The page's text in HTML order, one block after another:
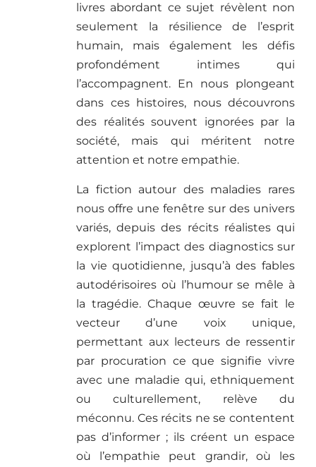
livres abordant ce sujet révèlent non
seulement la résilience de l’esprit
humain, mais également les défis
profondément intimes qui
l’accompagnent. En nous plongeant
dans ces histoires, nous découvrons
des réalités souvent ignorées par la
société, mais qui méritent notre
attention et notre empathie.
La fiction autour des maladies rares
nous offre une fenêtre sur des univers
variés, depuis des récits réalistes qui
explorent l’impact des diagnostics sur
la vie quotidienne, jusqu’à des fables
autodérisoires où l’humour se mêle à
la tragédie. Chaque œuvre se fait le
vecteur d’une voix unique,
permettant aux lecteurs de ressentir
par procuration ce que signifie vivre
avec une maladie qui, ethniquement
ou culturellement, relève du
méconnu. Ces récits ne se contentent
pas d’informer ; ils créent un espace
où l’empathie peut grandir, où les